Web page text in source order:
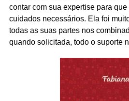
contar com sua expertise para
cuidados necessários. Ela foi
todas as suas partes nos
quando solicitada, todo o suporte